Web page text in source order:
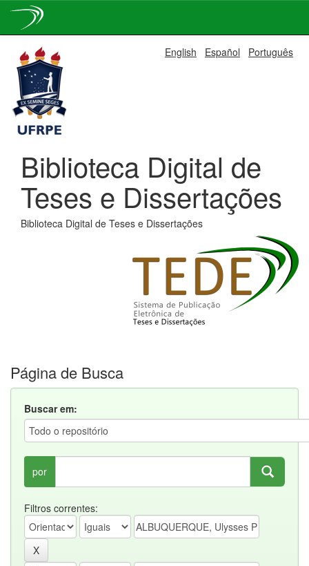
navigation
English Español Português
Biblioteca Digital de
Teses e Dissertações
Biblioteca Digital de Teses e Dissertações
Página de Busca
Buscar em:
por
Filtros correntes: